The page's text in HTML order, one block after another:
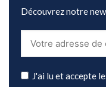
Découvrez notre
J'ai lu et accepte